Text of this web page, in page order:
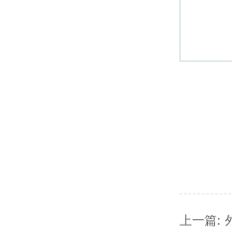
上一篇: